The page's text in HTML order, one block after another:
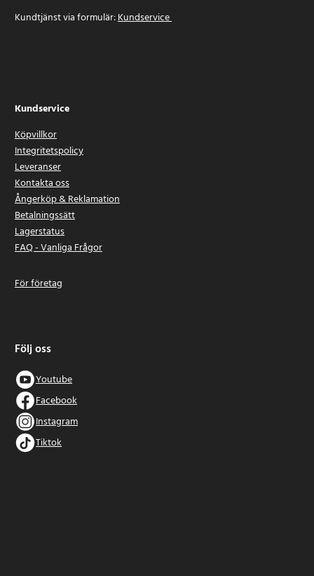
Kundtjänst via formulär:Kundservice
Kundservice
Köpvillkor
Integritetspolicy
Leveranser
Kontakta oss
Ångerköp & Reklamation
Betalningssätt
Lagerstatus
FAQ - Vanliga Frågor
För företag
Följ oss
Youtube
Facebook
Instagram
Tiktok